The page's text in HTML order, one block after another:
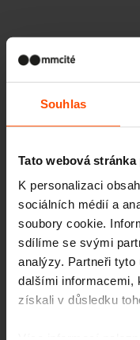
Souhlas
Tato webová
K personalizaci
sociálních médií a
soubory cookie.
sdílíme se svými
analýzy. Partneři tyto
dalšími informacemi,
získali v důsledku
Podobné